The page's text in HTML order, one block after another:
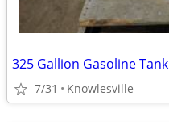
325 Gallion Gasoline Tank
7/31 Knowlesville